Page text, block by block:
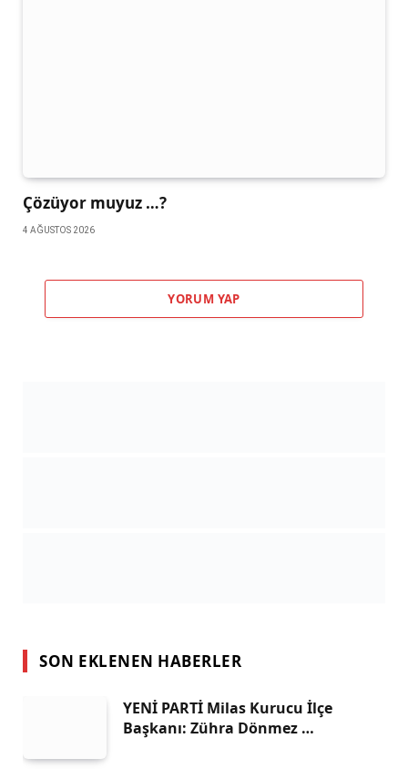
Çözüyor muyuz …?
4 AĞUSTOS 2026
YORUM YAP
SON EKLENEN HABERLER
YENİ PARTİ Milas Kurucu İlçe
Başkanı: Zühra Dönmez …